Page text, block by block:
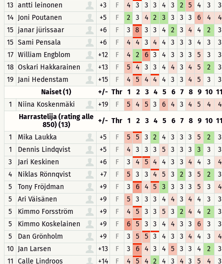
13 antti leinonen +3 F 4 3 3 3 4 3 2 5 4 3
3
14 Joni Poutanen +5 F 2 3 4 2 3 3 3 3 6 4
4
15 janar jürissaar +6 F 3 8 3 3 4 2 3 4 4 2
3
15 Sami Pensala +6 F 4 4 3 4 4 3 3 3 4 3
3
17 William Engblom +12 F 4 2 6 3 4 3 3 3 5 3
3
18 Oskari Hakkarainen +13 F 5 4 3 3 4 4 3 4 5 2
3
19 Jani Hedenstam +15 F 4 5 4 4 4 3 3 4 5 3
3
Naiset (1)
+/- Thr 1 2 3 4 5 6 7 8 9 10
1
Niina Koskenmäki +19 F 5 4 5 3 6 4 3 4 5 4
4
Harrastelija (rating alle
850) (13)
+/- Thr 1 2 3 4 5 6 7 8 9 10
1
Mika Laukka +5 F 5 5 3 2 4 3 3 3 5 2
3
1
Dennis Lindqvist +5 F 4 3 3 3 5 3 3 3 3 3
3
3
Jari Keskinen +6 F 3 4 5 4 4 3 3 4 4 3
4
4
Niklas Rönnqvist +7 F 5 3 3 4 5 3 2 3 5 2
3
5
Tony Fröjdman +9 F 3 6 4 5 3 3 3 3 5 3
4
5
Ari Väisänen +9 F 5 3 3 3 4 4 3 4 4 3
3
5
Kimmo Forsström +9 F 4 5 3 3 5 3 2 4 4 2
3
5
Kimmo Koskelainen +9 F 6 5 3 3 4 4 3 3 6 3
3
5
Dan Grönholm +9 F 3 5 5 3 4 3 3 4 4 3
4
10 Jan Larsen +13 F 3 6 4 3 4 5 3 3 4 2
3
11 Calle Lindroos +14 F 4 5 4 2 4 3 4 3 5 4 3